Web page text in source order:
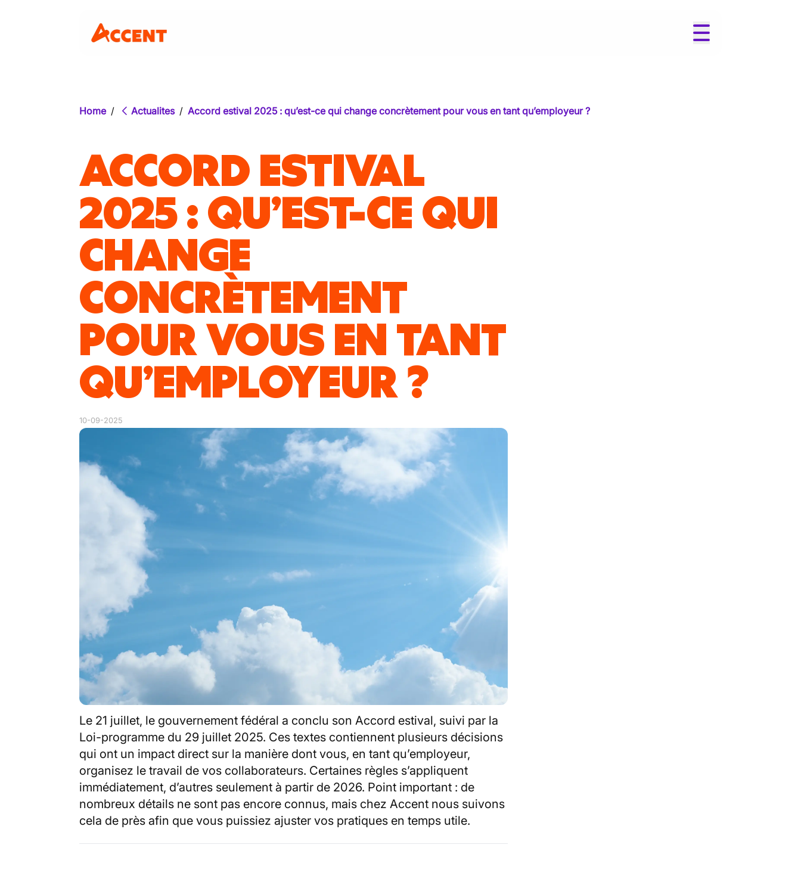
Home / Actualites / Accord estival 2025 : qu’est-ce qui change concrètement pour vous en tant qu’employeur ?
ACCORD ESTIVAL
2025 : QU’EST-CE QUI
CHANGE
CONCRÈTEMENT
POUR VOUS EN TANT
QU’EMPLOYEUR ?
10-09-2025
Le 21 juillet, le gouvernement fédéral a conclu son Accord estival, suivi par la
Loi-programme du 29 juillet 2025. Ces textes contiennent plusieurs décisions
qui ont un impact direct sur la manière dont vous, en tant qu’employeur,
organisez le travail de vos collaborateurs. Certaines règles s’appliquent
immédiatement, d’autres seulement à partir de 2026. Point important : de
nombreux détails ne sont pas encore connus, mais chez Accent nous suivons
cela de près afin que vous puissiez ajuster vos pratiques en temps utile.